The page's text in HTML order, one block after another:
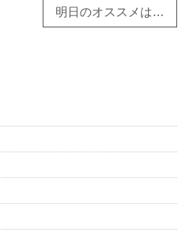
明日のオススメは…